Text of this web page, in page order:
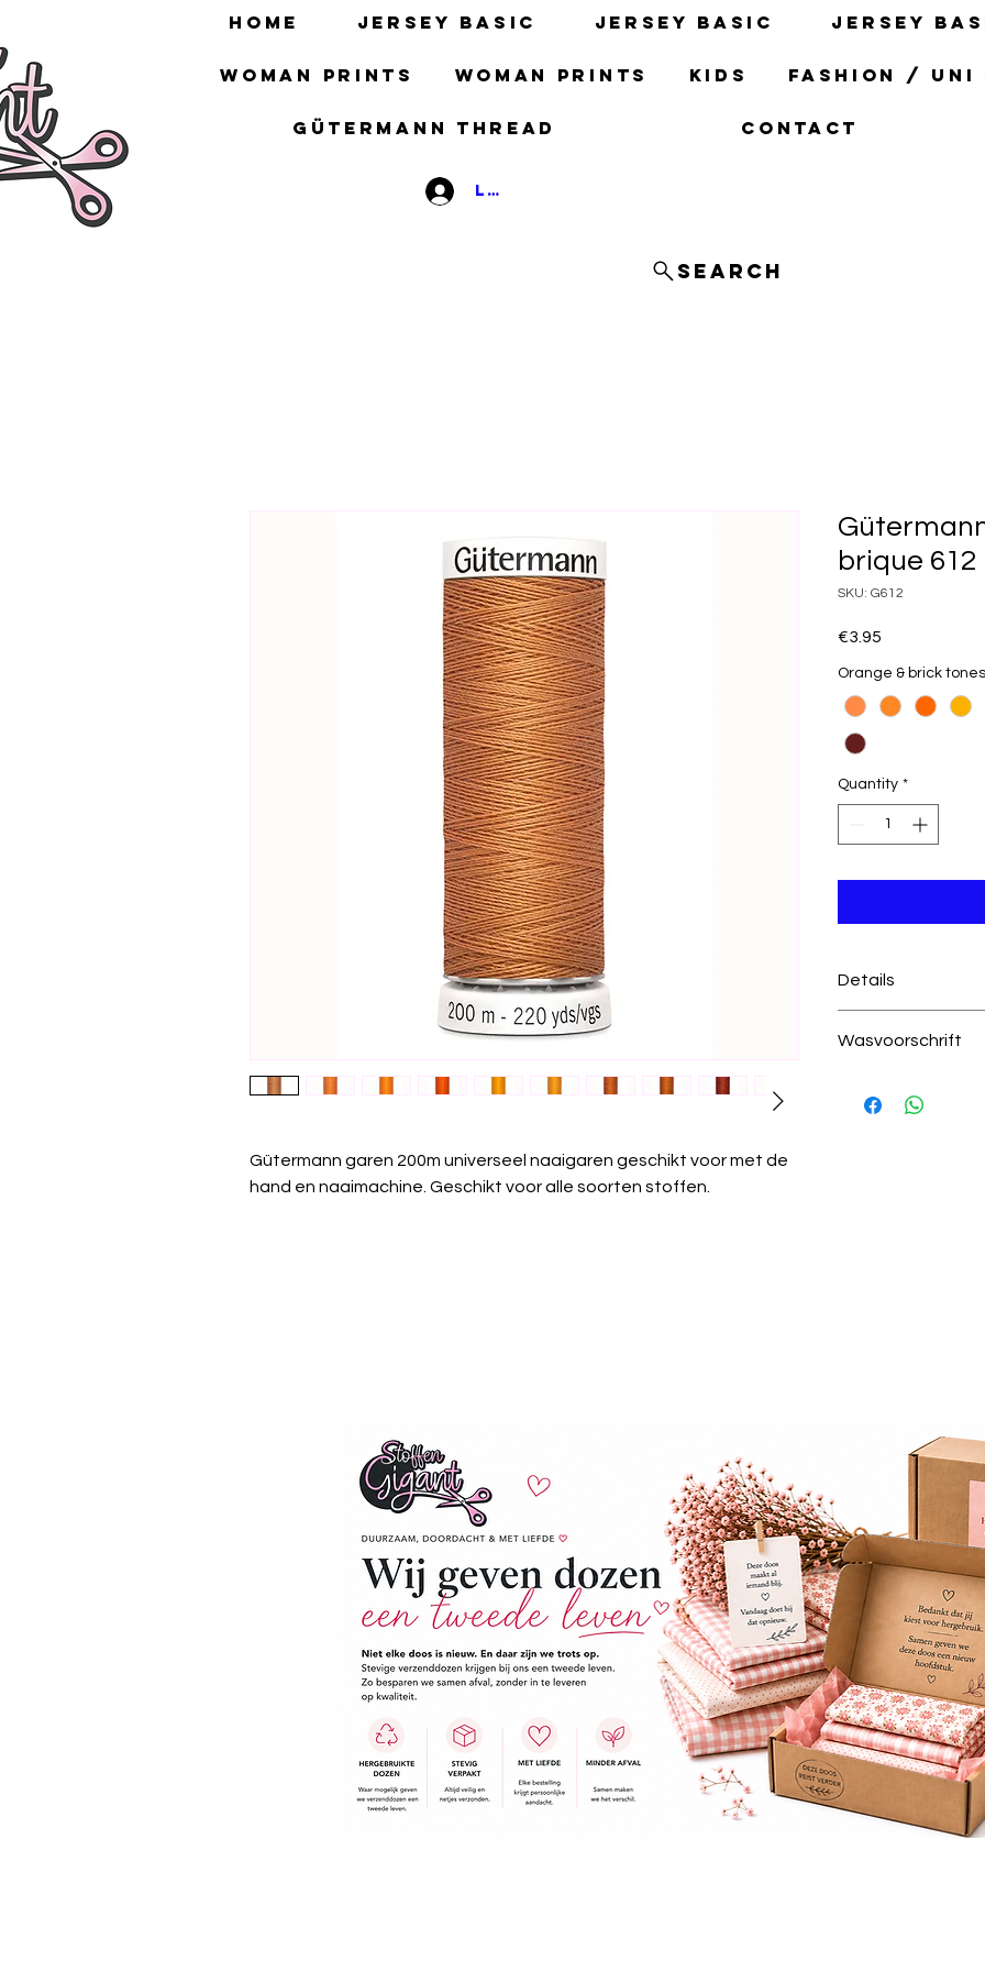
HOME Jersey basic Jersey basic Jersey
Woman prints Woman prints Kids fashion / uni
gütermann thread Contact
Log In
Search
Gütermann garen 200m universeel naaigaren geschikt voor met de
hand en naaimachine. Geschikt voor alle soorten stoffen.
brique 612
SKU: G612
€3.95
Orange & brick tones
Quantity *
Details
100% polyester
Wasvoorschrift
wastemperatuur.